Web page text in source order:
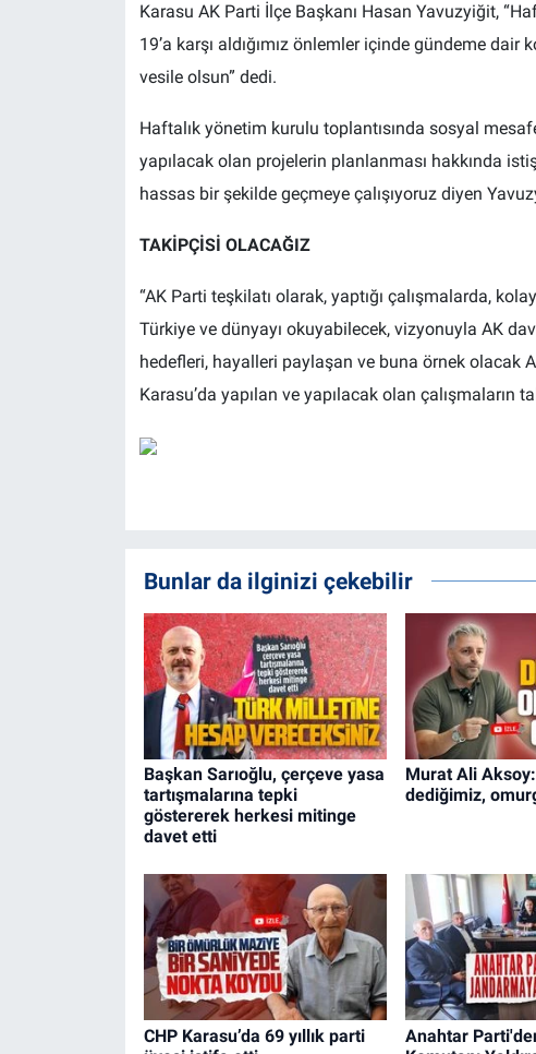
Karasu AK Parti İlçe Başkanı Hasan Yavuzyiğit,
19’a karşı aldığımız önlemler içinde gündeme
vesile olsun” dedi.
Haftalık yönetim kurulu toplantısında sosyal
yapılacak olan projelerin planlanması hakkında
hassas bir şekilde geçmeye çalışıyoruz diyen
TAKİPÇİSİ OLACAĞIZ
“AK Parti teşkilatı olarak, yaptığı çalışmalarda,
Türkiye ve dünyayı okuyabilecek, vizyonuyla AK
hedefleri, hayalleri paylaşan ve buna örnek olacak
Karasu’da yapılan ve yapılacak olan çalışmaların
Bunlar da ilginizi çekebilir
Başkan Sarıoğlu, çerçeve yasa
tartışmalarına tepki
göstererek herkesi mitinge
davet etti
Murat Ali
dediğimiz,
CHP Karasu’da 69 yıllık parti
Anahtar